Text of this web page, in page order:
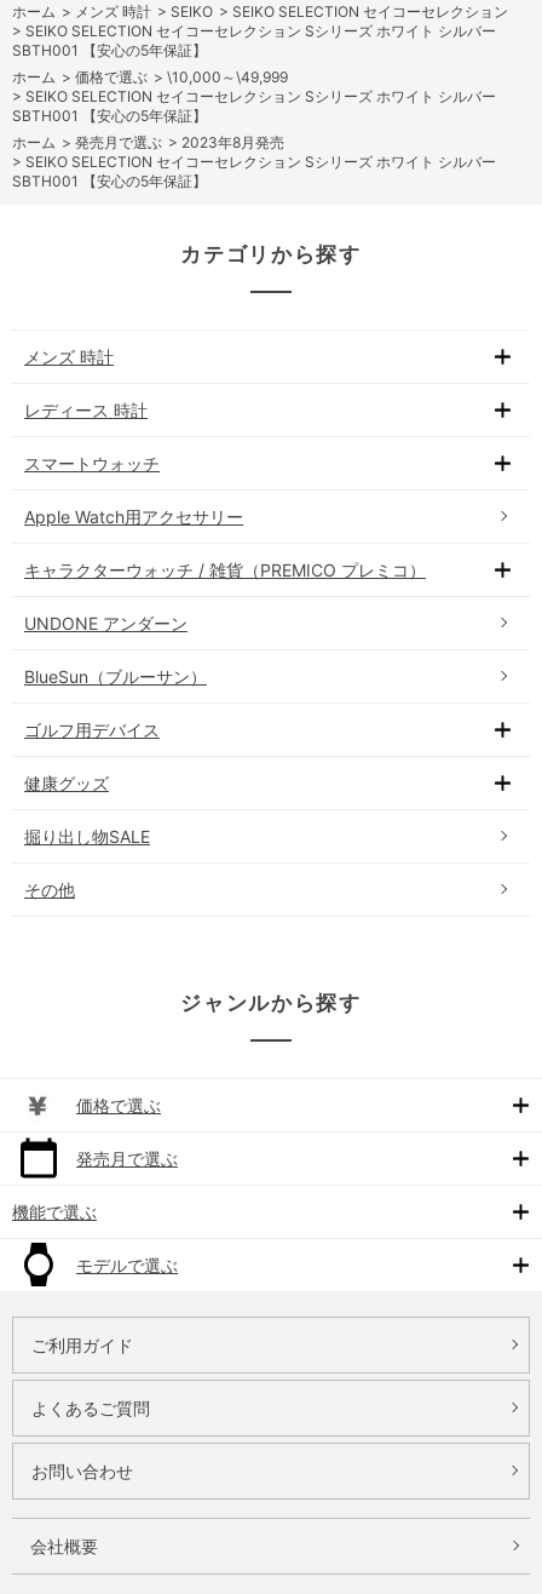
ホーム > メンズ 時計 > SEIKO > SEIKO SELECTION セイコーセレクション
> SEIKO SELECTION セイコーセレクション Sシリーズ ホワイト シルバー
SBTH001 【安心の5年保証】
ホーム > 価格で選ぶ > \10,000～\49,999
> SEIKO SELECTION セイコーセレクション Sシリーズ ホワイト シルバー
SBTH001 【安心の5年保証】
ホーム > 発売月で選ぶ > 2023年8月発売
> SEIKO SELECTION セイコーセレクション Sシリーズ ホワイト シルバー
SBTH001 【安心の5年保証】
カテゴリから探す
メンズ 時計
レディース 時計
スマートウォッチ
Apple Watch用アクセサリー
キャラクターウォッチ / 雑貨（PREMICO プレミコ）
UNDONE アンダーン
BlueSun（ブルーサン）
ゴルフ用デバイス
健康グッズ
掘り出し物SALE
その他
ジャンルから探す
価格で選ぶ
発売月で選ぶ
機能で選ぶ
モデルで選ぶ
ご利用ガイド
よくあるご質問
お問い合わせ
会社概要